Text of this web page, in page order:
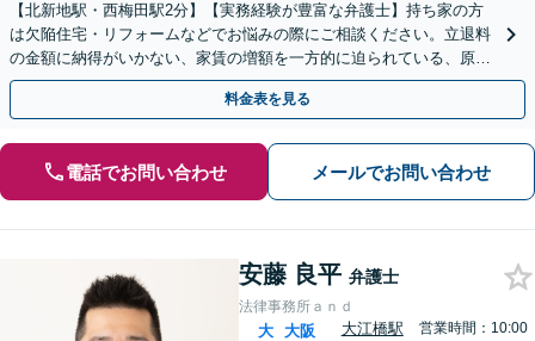
【北新地駅・西梅田駅2分】【実務経験が豊富な弁護士】持ち家の方
は欠陥住宅・リフォームなどでお悩みの際にご相談ください。立退料
の金額に納得がいかない、家賃の増額を一方的に迫られている、原状
回復費用が高額すぎるなどのお悩みにも対応致します。
料金表を見る
電話でお問い合わせ メールでお問い合わせ
安藤 良平 弁護士
法律事務所ａｎｄ
大 大阪
大江橋駅
営業時間：10:00